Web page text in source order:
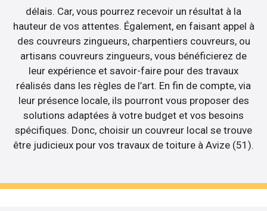
délais. Car, vous pourrez recevoir un résultat à la
hauteur de vos attentes. Également, en faisant appel à
des couvreurs zingueurs, charpentiers couvreurs, ou
artisans couvreurs zingueurs, vous bénéficierez de
leur expérience et savoir-faire pour des travaux
réalisés dans les règles de l’art. En fin de compte, via
leur présence locale, ils pourront vous proposer des
solutions adaptées à votre budget et vos besoins
spécifiques. Donc, choisir un couvreur local se trouve
être judicieux pour vos travaux de toiture à Avize (51).